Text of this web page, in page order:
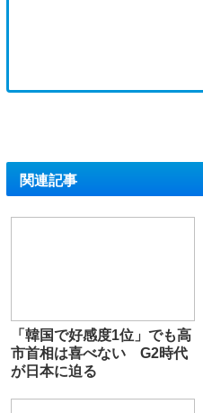
関連記事
「韓国で好感度1位」でも高
市首相は喜べない G2時代
が日本に迫る